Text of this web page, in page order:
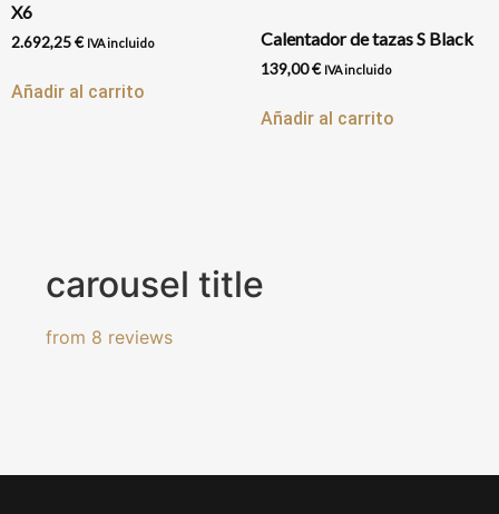
X6
2.692,25€ IVA incluido
Añadir al carrito
Calentador de tazas S Black
139,00€ IVA incluido
Añadir al carrito
carousel title
from 8 reviews